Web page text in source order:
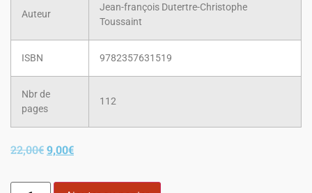
Auteur
Jean-françois Dutertre-Christophe
Toussaint
ISBN 9782357631519
Nbr de
pages
112
22,00€9,00€